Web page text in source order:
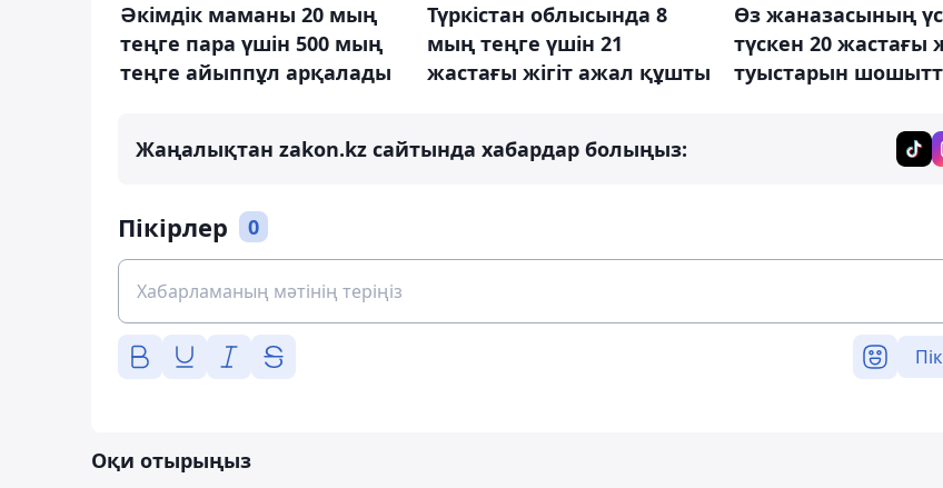
Әкімдік маманы 20 мың
теңге пара үшін 500 мың
теңге айыппұл арқалады
Түркістан облысында 8
мың теңге үшін 21
жастағы жігіт ажал құшты
Өз жаназасының
түскен 20 жастағы
туыстарын
Жаңалықтан zakon.kz сайтында хабардар болыңыз:
Пікірлер 0
Оқи отырыңыз